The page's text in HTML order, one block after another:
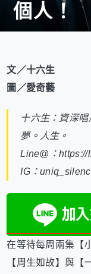
個人！
文／十六生
圖／愛奇藝
十六生：資深
夢。人生。
Line@：
IG：
在等待每周兩集【
【周生如故】與